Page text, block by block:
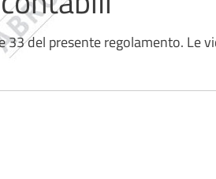
33 del presente regolamento. Le